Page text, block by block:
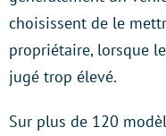
choisissent de le
propriétaire, lorsque
jugé trop élevé.
Sur plus de 120